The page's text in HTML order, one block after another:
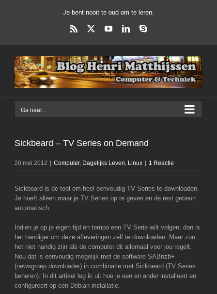
Je bent nooit te oud om te leren.
Rss YouTubeLinkedInSkype
Ga naar...
Sickbeard – TV Series on Demand
20 mei 2012 | Computer, Dagelijks Leven, Linux | 1 Reactie
Sickboard is de tool om heel eenvoudig TV Series te downloaden.
Je hoeft alleen maar je TV Series op te geven en de rest gebeurt
automatisch.
Indien je op je eigen tijd en tempo een TV Serie wilt volgen, dan is
het handiger om deze afleveringen zelf te downloaden. Maar zou
het niet handig zijn als de computer dit allemaal voor jou regelt.
Nou dat is eenvoudig mogelijk met de software SABnzb+
(newsgroep downloader) in combinatie met Sickbeard (TV Series
beheren). In dit artikel leg ik uit hoe je een en ander installeert en
configureert op een Debian installatie.